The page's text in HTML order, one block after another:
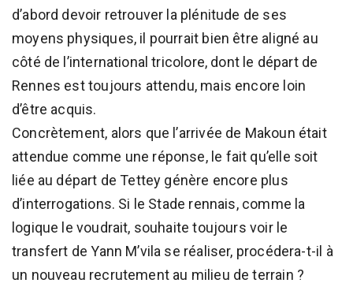
d’abord devoir retrouver la plénitude de ses
moyens physiques, il pourrait bien être aligné au
côté de l’international tricolore, dont le départ de
Rennes est toujours attendu, mais encore loin
d’être acquis.
Concrètement, alors que l’arrivée de Makoun était
attendue comme une réponse, le fait qu’elle soit
liée au départ de Tettey génère encore plus
d’interrogations. Si le Stade rennais, comme la
logique le voudrait, souhaite toujours voir le
transfert de Yann M’vila se réaliser, procédera-t-il à
un nouveau recrutement au milieu de terrain ?